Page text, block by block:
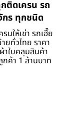
ติดเครน รถ
กร ทุกชนิด
นให้เช่า รถเฮี๊ย
ยทั่วไทย ราคา
ใบคลุมสินค้า
กค้า 1 ล้านบาท